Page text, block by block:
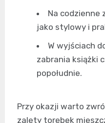
Na codzienne
jako stylowy i
W wyjściach
zabrania książki
popołudnie.
Przy okazji warto
zalety torebek